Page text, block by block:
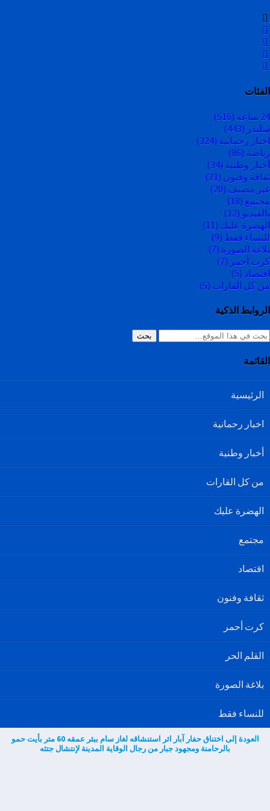
الفئات
24 ساعة
(516)
سليدر (443)
اخبار رحمانية (324)
رياضة (86)
أخبار وطنية (34)
ثقافة وفنون (21)
غير مصنف (20)
مجتمع (18)
بالفيديو (12)
الهضرة عليك (11)
للنساء فقط (9)
بلاغة الصورة (7)
كرت أحمر (7)
اقتصاد (5)
من كل القارات (5)
الروابط الذكية
بحث
القائمة
الرئيسية
اخبار رحمانية
أخبار وطنية
من كل القارات
الهضرة عليك
مجتمع
اقتصاد
ثقافة وفنون
كرت أحمر
القلم الحر
بلاغة الصورة
للنساء فقط
العودة إلى اختناق حفار آبار اثر استنشاقه لغاز سام ببئر عمقه 60 متر بأيت حمو
بالرحامنة ومجهود جبار من رجال الوقاية المدينة لإنتشال جتثه